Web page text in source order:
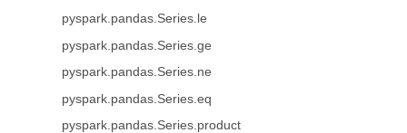
pyspark.pandas.Series.le
pyspark.pandas.Series.ge
pyspark.pandas.Series.ne
pyspark.pandas.Series.eq
pyspark.pandas.Series.product